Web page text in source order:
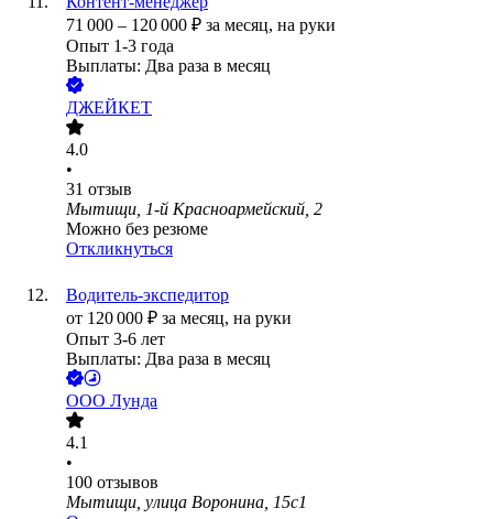
71 000 – 120 000 ₽ за месяц, на руки
Опыт 1-3 года
Выплаты: Два раза в месяц
ДЖЕЙКЕТ
4.0
•
31 отзыв
Мытищи, 1-й Красноармейский, 2
Можно без резюме
Откликнуться
Водитель-экспедитор
от 120 000 ₽ за месяц, на руки
Опыт 3-6 лет
Выплаты: Два раза в месяц
ООО Лунда
4.1
•
100 отзывов
Мытищи, улица Воронина, 15с1